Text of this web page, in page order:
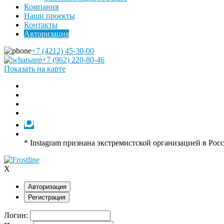
Компания
Наши проекты
Контакты
Авторизация
+7 (4212) 45-30-00
+7 (962) 220-80-46
Показать на карте
* Instagram признана экстремистской организацией в
X
Авторизация
Регистрация
Логин: